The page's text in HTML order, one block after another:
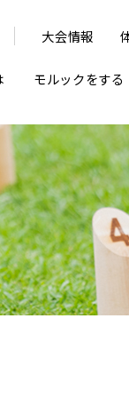
大会情報
モルックをする